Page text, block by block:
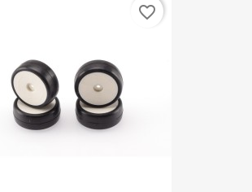
favorite_border